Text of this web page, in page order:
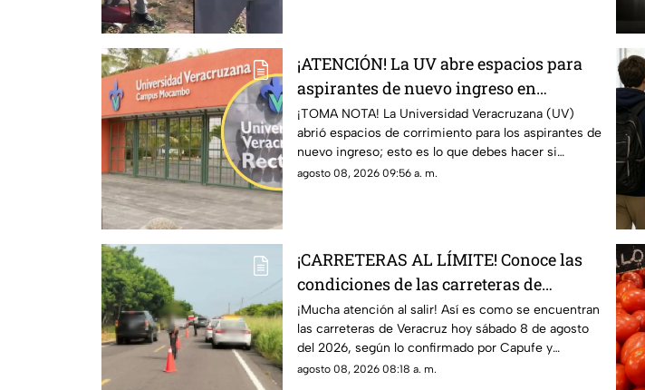
¡ATENCIÓN! La UV abre espacios para
aspirantes de nuevo ingreso en
Veracruz; esto debe hacer
¡TOMA NOTA! La Universidad Veracruzana (UV)
abrió espacios de corrimiento para los aspirantes de
nuevo ingreso; esto es lo que debes hacer si
quieres un lugar.
agosto 08, 2026 09:56 a. m.
¡CARRETERAS AL LÍMITE! Conoce las
condiciones de las carreteras de
Veracruz hoy 8 de agosto 2026
¡Mucha atención al salir! Así es como se encuentran
las carreteras de Veracruz hoy sábado 8 de agosto
del 2026, según lo confirmado por Capufe y
autoridades.
agosto 08, 2026 08:18 a. m.